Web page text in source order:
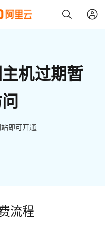
机过期暂
即可开通
流程